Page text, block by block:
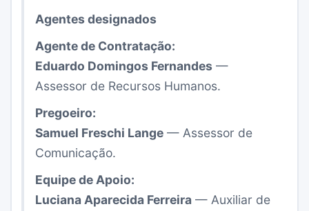
Agentes designados
Agente de Contratação:
Eduardo Domingos Fernandes —
Assessor de Recursos Humanos.
Pregoeiro:
Samuel Freschi Lange— Assessor de
Comunicação.
Equipe de Apoio:
Luciana Aparecida Ferreira— Auxiliar de